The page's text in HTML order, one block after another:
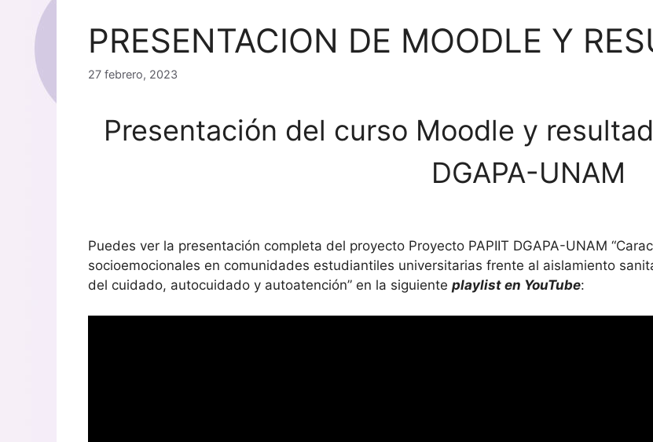
PRESENTACION DE MOODLE Y
27 febrero, 2023
Presentación del curso Moodle y
DGAPA-UNAM
Puedes ver la presentación completa del proyecto Proyecto PAPIIT DGAPA-UNAM
socioemocionales en comunidades estudiantiles universitarias frente al aislamiento
del cuidado, autocuidado y autoatención” en la siguiente playlist en YouTube: